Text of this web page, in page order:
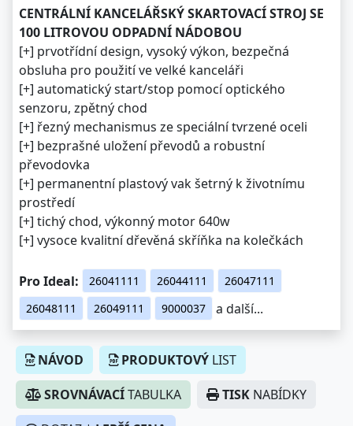
CENTRÁLNÍ KANCELÁŘSKÝ SKARTOVACÍ STROJ SE
100 LITROVOU ODPADNÍ NÁDOBOU
[+] prvotřídní design, vysoký výkon, bezpečná
obsluha pro použití ve velké kanceláři
[+] automatický start/stop pomocí optického
senzoru, zpětný chod
[+] řezný mechanismus ze speciální tvrzené oceli
[+] bezprašné uložení převodů a robustní
převodovka
[+] permanentní plastový vak šetrný k životnímu
prostředí
[+] tichý chod, výkonný motor 640w
[+] vysoce kvalitní dřevěná skříňka na kolečkách
Pro Ideal: 26041111 26044111
26047111
26048111
26049111 9000037 a další...
NÁVOD PRODUKTOVÝ LIST
SROVNÁVACÍTABULKA TISK NABÍDKY